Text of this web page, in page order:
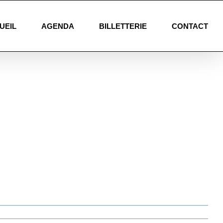
AGENDA BILLETTERIE CONTACT